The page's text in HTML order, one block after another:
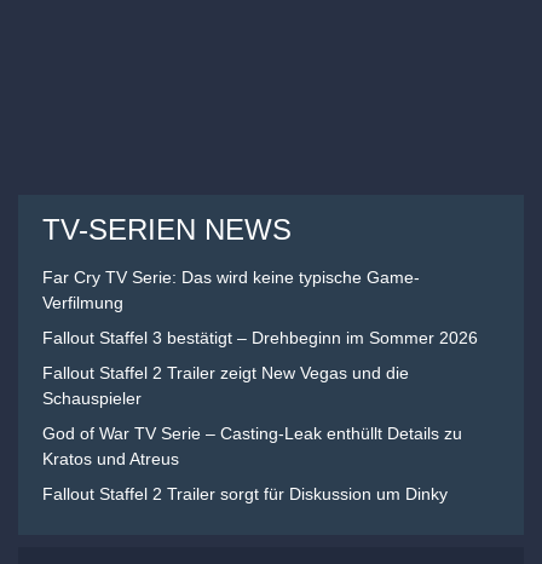
TV-SERIEN NEWS
Far Cry TV Serie: Das wird keine typische Game-
Verfilmung
Fallout Staffel 3 bestätigt – Drehbeginn im Sommer 2026
Fallout Staffel 2 Trailer zeigt New Vegas und die
Schauspieler
God of War TV Serie – Casting-Leak enthüllt Details zu
Kratos und Atreus
Fallout Staffel 2 Trailer sorgt für Diskussion um Dinky